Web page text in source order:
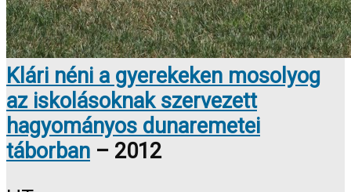
Klári néni a gyerekeken mosolyog
az iskolásoknak szervezett
hagyományos dunaremetei
táborban – 2012